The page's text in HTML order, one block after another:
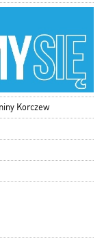
Korczew